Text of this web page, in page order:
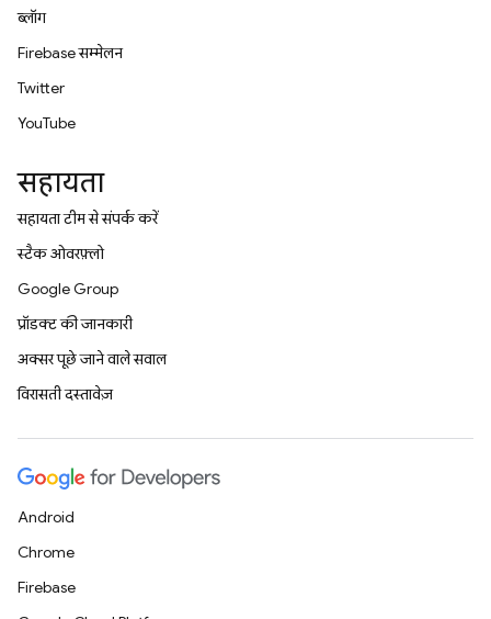
ब्लॉग
Firebase सम्मेलन
Twitter
YouTube
सहायता
सहायता टीम से संपर्क करें
स्टैक ओवरफ़्लो
Google Group
प्रॉडक्ट की जानकारी
अक्सर पूछे जाने वाले सवाल
विरासती दस्तावेज़
Android
Chrome
Firebase